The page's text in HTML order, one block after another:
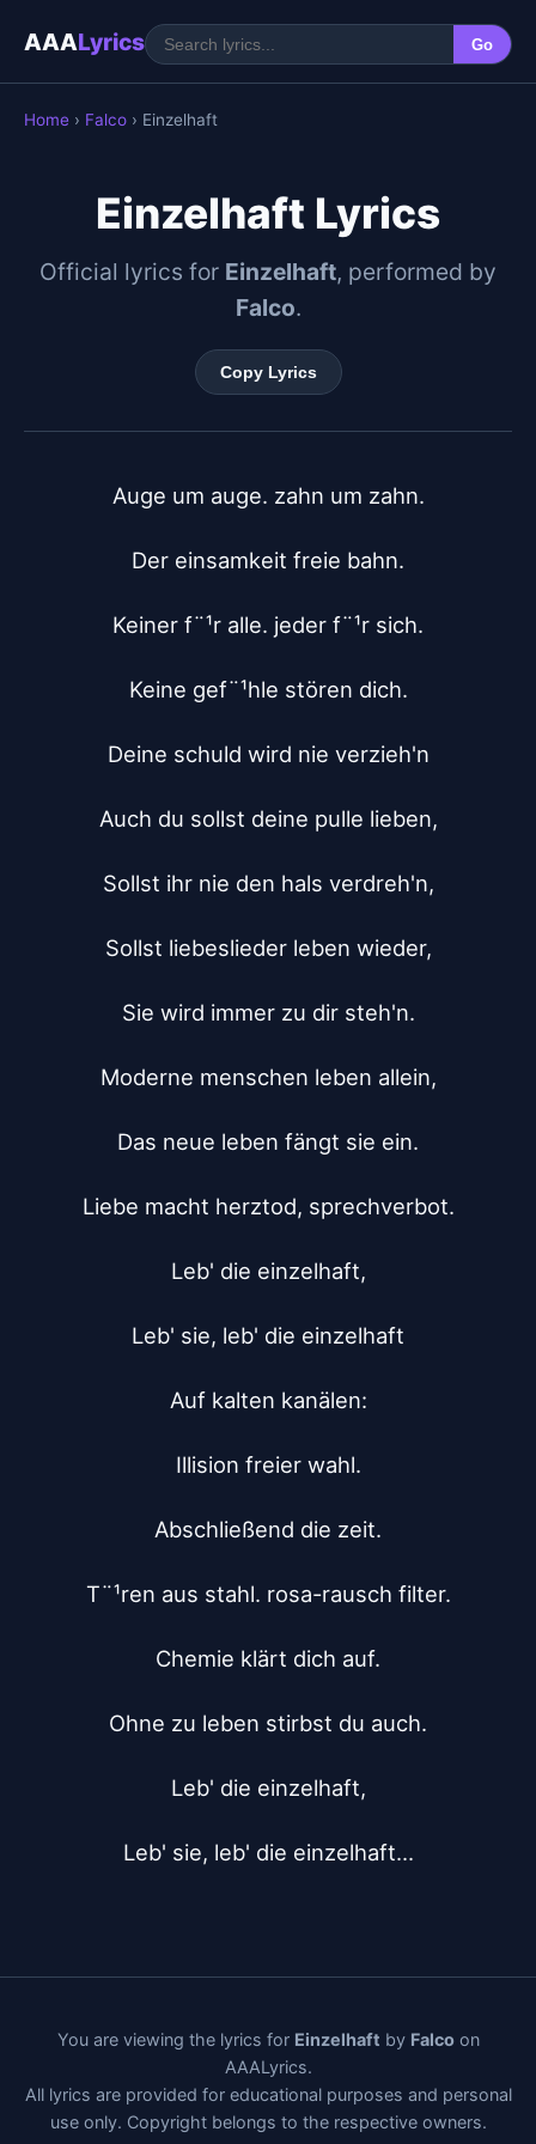
AAALyrics Go
Home › Falco › Einzelhaft
Einzelhaft Lyrics
Official lyrics for Einzelhaft, performed by
Falco.
Copy Lyrics
Auge um auge. zahn um zahn.
Der einsamkeit freie bahn.
Keiner f¨¹r alle. jeder f¨¹r sich.
Keine gef¨¹hle stören dich.
Deine schuld wird nie verzieh'n
Auch du sollst deine pulle lieben,
Sollst ihr nie den hals verdreh'n,
Sollst liebeslieder leben wieder,
Sie wird immer zu dir steh'n.
Moderne menschen leben allein,
Das neue leben fängt sie ein.
Liebe macht herztod, sprechverbot.
Leb' die einzelhaft,
Leb' sie, leb' die einzelhaft
Auf kalten kanälen:
Illision freier wahl.
Abschließend die zeit.
T¨¹ren aus stahl. rosa-rausch filter.
Chemie klärt dich auf.
Ohne zu leben stirbst du auch.
Leb' die einzelhaft,
Leb' sie, leb' die einzelhaft...
You are viewing the lyrics for Einzelhaft by Falcoon
AAALyrics.
All lyrics are provided for educational purposes and personal
use only. Copyright belongs to the respective owners.